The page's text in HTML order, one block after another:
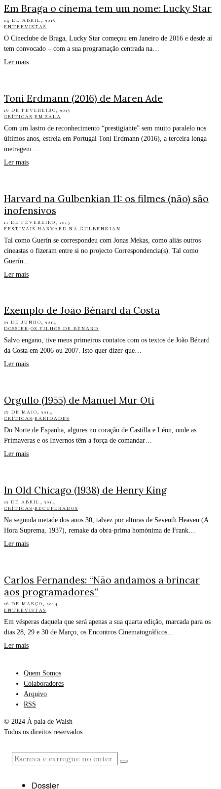
Em Braga o cinema tem um nome: Lucky Star
24 DE ABRIL, 2017
ENTREVISTAS
O Cineclube de Braga, Lucky Star começou em Janeiro de 2016 e desde aí
tem convocado – com a sua programação centrada na…
Ler mais
Toni Erdmann (2016) de Maren Ade
16 DE FEVEREIRO, 2017
CRÍTICAS·EM SALA
Com um lastro de reconhecimento “prestigiante” sem muito paralelo nos
últimos anos, estreia em Portugal Toni Erdmann (2016), a terceira longa
metragem…
Ler mais
Harvard na Gulbenkian 11: os filmes (não) são
inofensivos
11 DE FEVEREIRO, 2015
FESTIVAIS·HARVARD NA GULBENKIAN
Tal como Guerín se correspondeu com Jonas Mekas, como aliás outros
cineastas o fizeram entre si no projecto Correspondencia(s). Tal como
Guerín…
Ler mais
Exemplo de João Bénard da Costa
22 DE JUNHO, 2014
DOSSIER·OS FILHOS DE BÉNARD
Salvo engano, tive meus primeiros contatos com os textos de João Bénard
da Costa em 2006 ou 2007. Isto quer dizer que…
Ler mais
Orgullo (1955) de Manuel Mur Oti
27 DE MAIO, 2014
CRÍTICAS·RARIDADES
Do Norte de Espanha, algures no coração de Castilla e Léon, onde as
Primaveras e os Invernos têm a força de comandar…
Ler mais
In Old Chicago (1938) de Henry King
22 DE ABRIL, 2014
CRÍTICAS·RECUPERADOS
Na segunda metade dos anos 30, talvez por alturas de Seventh Heaven (A
Hora Suprema, 1937), remake da obra-prima homónima de Frank…
Ler mais
Carlos Fernandes: “Não andamos a brincar
aos programadores”
26 DE MARÇO, 2014
ENTREVISTAS
Em vésperas daquela que será apenas a sua quarta edição, marcada para os
dias 28, 29 e 30 de Março, os Encontros Cinematográficos…
Ler mais
Quem Somos
Colaboradores
Arquivo
RSS
© 2024 À pala de Walsh
Todos os direitos reservados
Dossier